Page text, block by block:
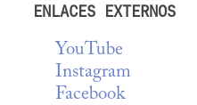
ENLACES EXTERNOS
YouTube
Instagram
Facebook